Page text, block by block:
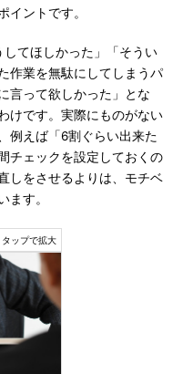
イントです。
してほしかった」「そうい
作業を無駄にしてしまうパ
言って欲しかった」とな
けです。実際にものがない
例えば「6割ぐらい出来た
チェックを設定しておくの
しをさせるよりは、モチベ
ます。